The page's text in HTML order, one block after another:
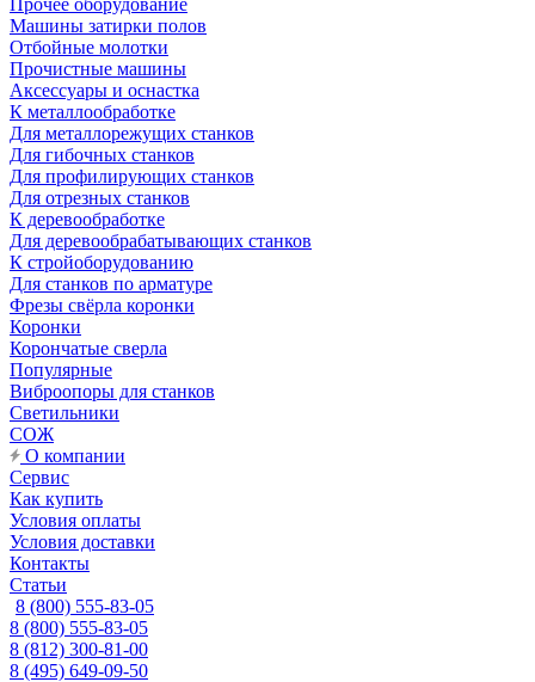
Прочее оборудование
Машины затирки полов
Отбойные молотки
Прочистные машины
Аксeccyapы и оснастка
К металлообработке
Для металлорежущих станков
Для гибочных станков
Для профилирующих станков
Для отрезных станков
К деревообработке
Для деревообрабатывающих станков
К стройоборудованию
Для станков по арматуре
Фрезы свёрла коронки
Коронки
Корончатые сверла
Популярные
Виброопоры для станков
Светильники
СОЖ
О компании
Сервис
Как купить
Условия оплаты
Условия доставки
Контакты
Статьи
8 (800) 555-83-05
8 (800) 555-83-05
8 (812) 300-81-00
8 (495) 649-09-50